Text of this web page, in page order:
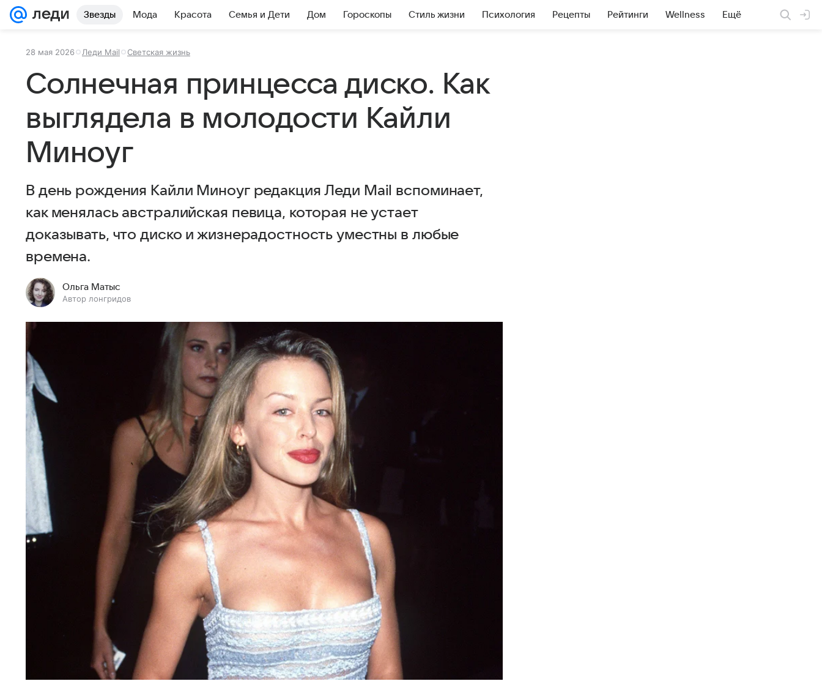
Звезды Мода Красота Семья и Дети Дом Гороскопы Стиль жизни Психология Рецепты Рейтинги Wellness Ещё
28 мая 2026 Леди Mail Светская жизнь
Солнечная принцесса диско. Как
выглядела в молодости Кайли
Миноуг
В день рождения Кайли Миноуг редакция Леди Mail вспоминает,
как менялась австралийская певица, которая не устает
доказывать, что диско и жизнерадостность уместны в любые
времена.
Ольга Матыс
Автор лонгридов